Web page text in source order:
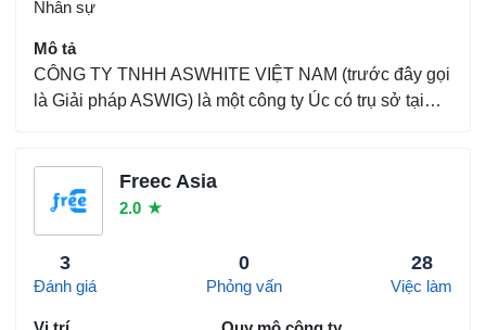
Nhân sự
Mô tả
CÔNG TY TNHH ASWHITE VIỆT NAM (trước đây gọi
là Giải pháp ASWIG) là một công ty Úc có trụ sở tại
tổ chức xây dựng đội ngũ toàn cầu bằng cách cung
cấp...
Freec Asia
2.0 ★
3
Đánh giá
0
Phỏng vấn
28
Việc làm